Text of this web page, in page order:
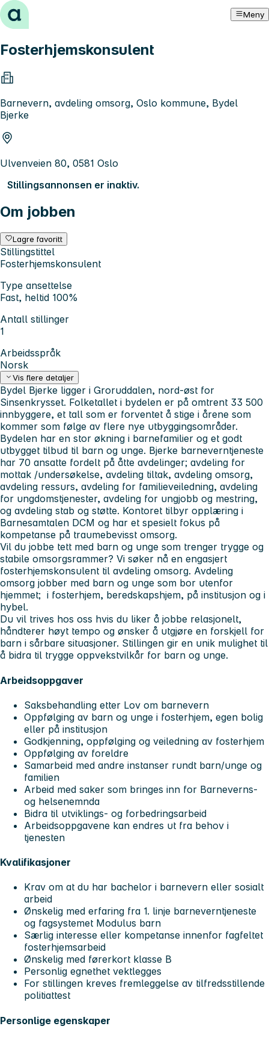
Hopp til innhold Meny
Fosterhjemskonsulent
Barnevern, avdeling omsorg, Oslo kommune, Bydel
Bjerke
Ulvenveien 80, 0581 Oslo
Stillingsannonsen er inaktiv.
Om jobben
Lagre favoritt
Stillingstittel
Fosterhjemskonsulent
Type ansettelse
Fast, heltid 100%
Antall stillinger
1
Arbeidsspråk
Norsk
Vis flere detaljer
Bydel Bjerke ligger i Groruddalen, nord-øst for
Sinsenkrysset. Folketallet i bydelen er på omtrent 33 500
innbyggere, et tall som er forventet å stige i årene som
kommer som følge av flere nye utbyggingsområder.
Bydelen har en stor økning i barnefamilier og et godt
utbygget tilbud til barn og unge. Bjerke barneverntjeneste
har 70 ansatte fordelt på åtte avdelinger; avdeling for
mottak /undersøkelse, avdeling tiltak, avdeling omsorg,
avdeling ressurs, avdeling for familieveiledning, avdeling
for ungdomstjenester, avdeling for ungjobb og mestring,
og avdeling stab og støtte. Kontoret tilbyr opplæring i
Barnesamtalen DCM og har et spesielt fokus på
kompetanse på traumebevisst omsorg.
Vil du jobbe tett med barn og unge som trenger trygge og
stabile omsorgsrammer? Vi søker nå en engasjert
fosterhjemskonsulent til avdeling omsorg. Avdeling
omsorg jobber med barn og unge som bor utenfor
hjemmet; i fosterhjem, beredskapshjem, på institusjon og i
hybel.
Du vil trives hos oss hvis du liker å jobbe relasjonelt,
håndterer høyt tempo og ønsker å utgjøre en forskjell for
barn i sårbare situasjoner. Stillingen gir en unik mulighet til
å bidra til trygge oppvekstvilkår for barn og unge.
Arbeidsoppgaver
Saksbehandling etter Lov om barnevern
Oppfølging av barn og unge i fosterhjem, egen bolig
eller på institusjon
Godkjenning, oppfølging og veiledning av fosterhjem
Oppfølging av foreldre
Samarbeid med andre instanser rundt barn/unge og
familien
Arbeid med saker som bringes inn for Barneverns-
og helsenemnda
Bidra til utviklings- og forbedringsarbeid
Arbeidsoppgavene kan endres ut fra behov i
tjenesten
Kvalifikasjoner
Krav om at du har bachelor i barnevern eller sosialt
arbeid
Ønskelig med erfaring fra 1. linje barneverntjeneste
og fagsystemet Modulus barn
Særlig interesse eller kompetanse innenfor fagfeltet
fosterhjemsarbeid
Ønskelig med førerkort klasse B
Personlig egnethet vektlegges
For stillingen kreves fremleggelse av tilfredsstillende
politiattest
Personlige egenskaper